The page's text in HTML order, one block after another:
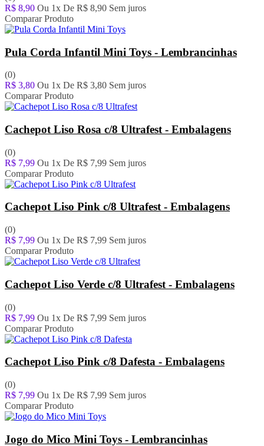
R$ 8,90 Ou 1x De R$ 8,90 Sem juros
Comparar Produto
Pula Corda Infantil Mini Toys - Lembrancinhas
(0)
R$ 3,80 Ou 1x De R$ 3,80 Sem juros
Comparar Produto
Cachepot Liso Rosa c/8 Ultrafest - Embalagens
(0)
R$ 7,99 Ou 1x De R$ 7,99 Sem juros
Comparar Produto
Cachepot Liso Pink c/8 Ultrafest - Embalagens
(0)
R$ 7,99 Ou 1x De R$ 7,99 Sem juros
Comparar Produto
Cachepot Liso Verde c/8 Ultrafest - Embalagens
(0)
R$ 7,99 Ou 1x De R$ 7,99 Sem juros
Comparar Produto
Cachepot Liso Pink c/8 Dafesta - Embalagens
(0)
R$ 7,99 Ou 1x De R$ 7,99 Sem juros
Comparar Produto
Jogo do Mico Mini Toys - Lembrancinhas